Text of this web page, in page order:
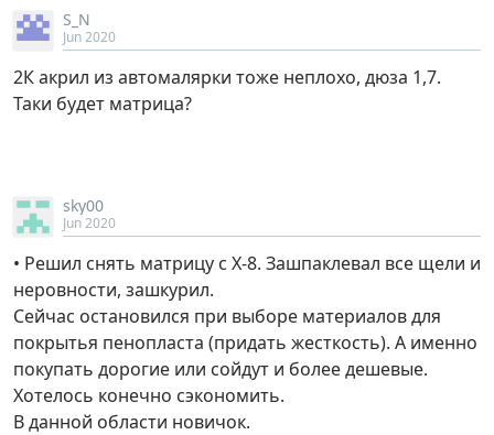
S_N
Jun 2020
2К акрил из автомалярки тоже неплохо, дюза 1,7.
Таки будет матрица?
sky00
Jun 2020
• Решил снять матрицу с Х-8. Зашпаклевал все щели и
неровности, зашкурил.
Сейчас остановился при выборе материалов для
покрытья пенопласта (придать жесткость). А именно
покупать дорогие или сойдут и более дешевые.
Хотелось конечно сэкономить.
В данной области новичок.